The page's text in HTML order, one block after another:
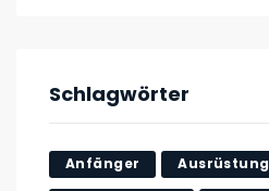
Schlagwörter
Anfänger Ausrüstung